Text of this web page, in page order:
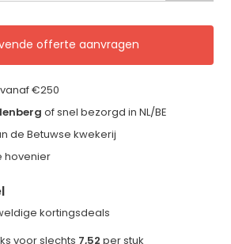
offerte aanvragen
€250
of snel bezorgd in NL/BE
de Betuwse kwekerij
hovenier
kortingsdeals
voor slechts 7,52 per stuk